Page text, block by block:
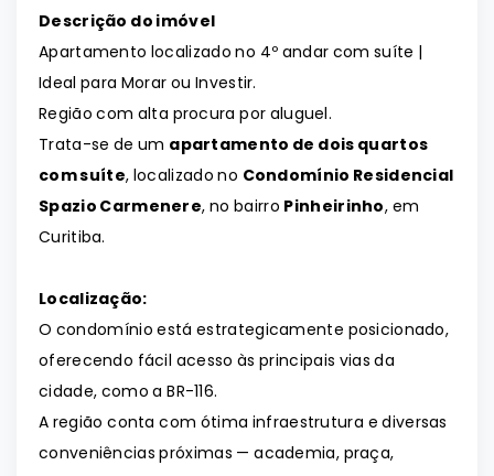
Descrição do imóvel
Apartamento localizado no 4º andar com suíte |
Ideal para Morar ou Investir.
Região com alta procura por aluguel.
Trata-se de um apartamento de dois quartos
com suíte, localizado no Condomínio Residencial
Spazio Carmenere, no bairro Pinheirinho, em
Curitiba.
Localização:
O condomínio está estrategicamente posicionado,
oferecendo fácil acesso às principais vias da
cidade, como a BR-116.
A região conta com ótima infraestrutura e diversas
conveniências próximas — academia, praça,